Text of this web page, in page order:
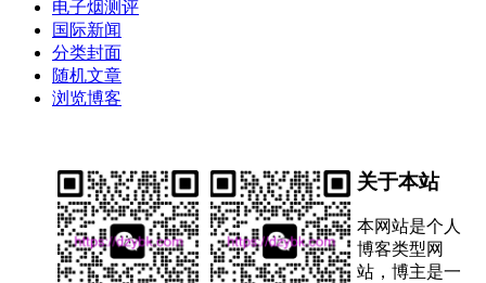
电子烟测评
国际新闻
分类封面
随机文章
浏览博客
关于本站
本网站是个人
博客类型网
站，博主是一